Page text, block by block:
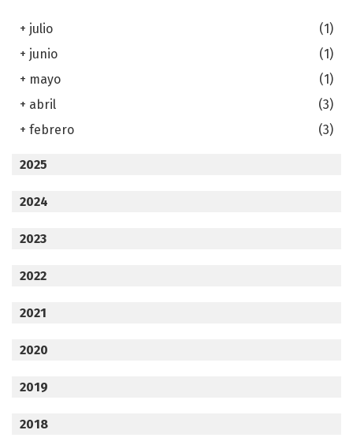
+ julio
(1)
+ junio
(1)
+ mayo
(1)
+ abril
(3)
+ febrero (3)
2025
2024
2023
2022
2021
2020
2019
2018